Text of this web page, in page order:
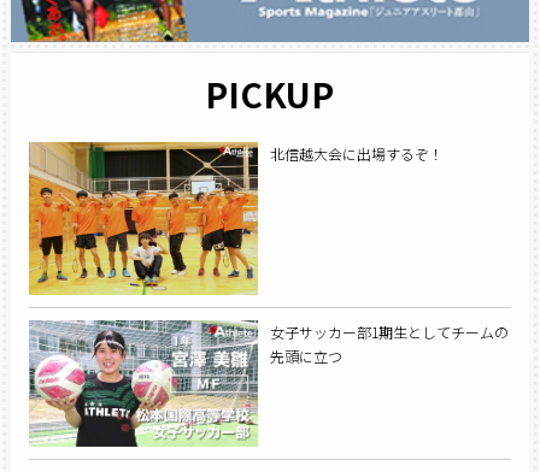
PICKUP
北信越大会に出場するぞ！
女子サッカー部1期生としてチームの
先頭に立つ